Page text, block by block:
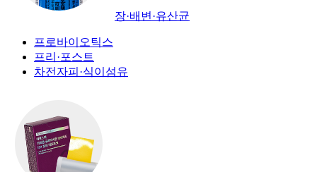
장·배변·유산균
프로바이오틱스
프리·포스트
차전자피·식이섬유